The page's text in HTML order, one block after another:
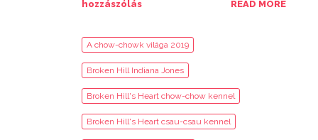
hozzászólás
READ MORE
A chow-chowk világa 2019
Broken Hill Indiana Jones
Broken Hill's Heart chow-chow kennel
Broken Hill's Heart csau-csau kennel